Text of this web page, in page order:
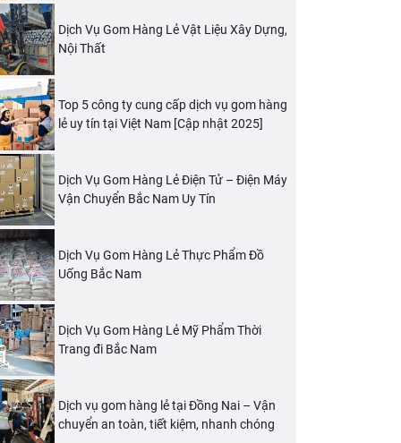
Dịch Vụ Gom Hàng Lẻ Vật Liệu Xây Dựng,
Nội Thất
Top 5 công ty cung cấp dịch vụ gom hàng
lẻ uy tín tại Việt Nam [Cập nhật 2025]
Dịch Vụ Gom Hàng Lẻ Điện Tử – Điện Máy
Vận Chuyển Bắc Nam Uy Tín
Dịch Vụ Gom Hàng Lẻ Thực Phẩm Đồ
Uống Bắc Nam
Dịch Vụ Gom Hàng Lẻ Mỹ Phẩm Thời
Trang đi Bắc Nam
Dịch vụ gom hàng lẻ tại Đồng Nai – Vận
chuyển an toàn, tiết kiệm, nhanh chóng